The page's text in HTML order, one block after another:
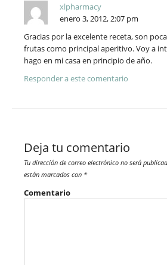
xlpharmacy
enero 3, 2012, 2:07 pm
Gracias por la excelente receta, son
frutas como principal aperitivo. Voy a
hago en mi casa en principio de año.
Responder a este comentario
Deja tu comentario
Tu dirección de correo electrónico no será
están marcados con *
Comentario